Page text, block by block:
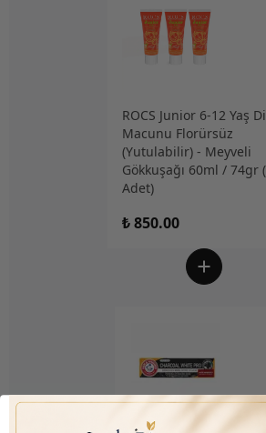
ROCS Junior 6-12 Yaş
Macunu Florürsüz
(Yutulabilir) - Meyveli
Gökkuşağı 60ml / 74gr
Adet)
₺ 850.00